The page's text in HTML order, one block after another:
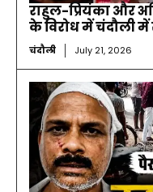
राहुल-प्रियंका और
के विरोध में चंदौली में
चंदौली July 21, 2026